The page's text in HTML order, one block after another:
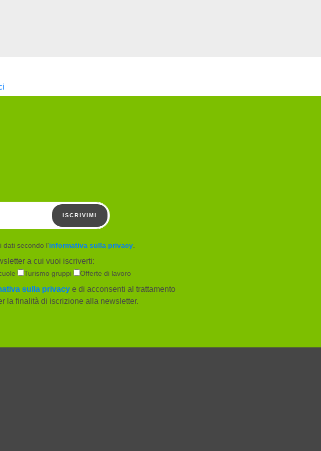
ISCRIVIMI
dati secondo l'informativa sulla privacy.
a cui vuoi iscriverti:
Turismo gruppi Offerte di lavoro
sulla privacye di acconsenti al trattamento
la finalità di iscrizione alla newsletter.